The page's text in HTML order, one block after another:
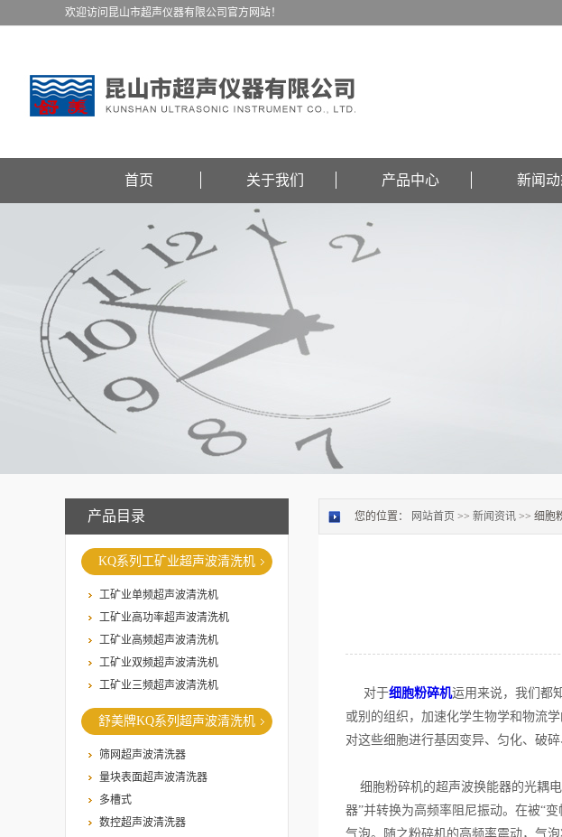
欢迎访问昆山市超声仪器有限公司官方网站！
首页 关于我们 产品中心 新闻
产品目录
KQ系列工矿业超声波清洗机
工矿业单频超声波清洗机
工矿业高功率超声波清洗机
工矿业高频超声波清洗机
工矿业双频超声波清洗机
工矿业三频超声波清洗机
舒美牌KQ系列超声波清洗机
筛网超声波清洗器
量块表面超声波清洗器
多槽式
数控超声波清洗器
您的位置： 网站首页 >> 新闻资讯 >> 细胞
对于细胞粉碎机运用来说，我们都
或别的组织，加速化学生物学和物流
对这些细胞进行基因变异、匀化、破
细胞粉碎机的超声波换能器的光耦电
器”并转换为高频率阻尼振动。在被“
气泡。随之粉碎机的高频率震动，气